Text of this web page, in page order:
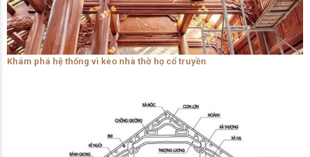
Khám phá hệ thống vì kèo nhà thờ họ cổ truyền